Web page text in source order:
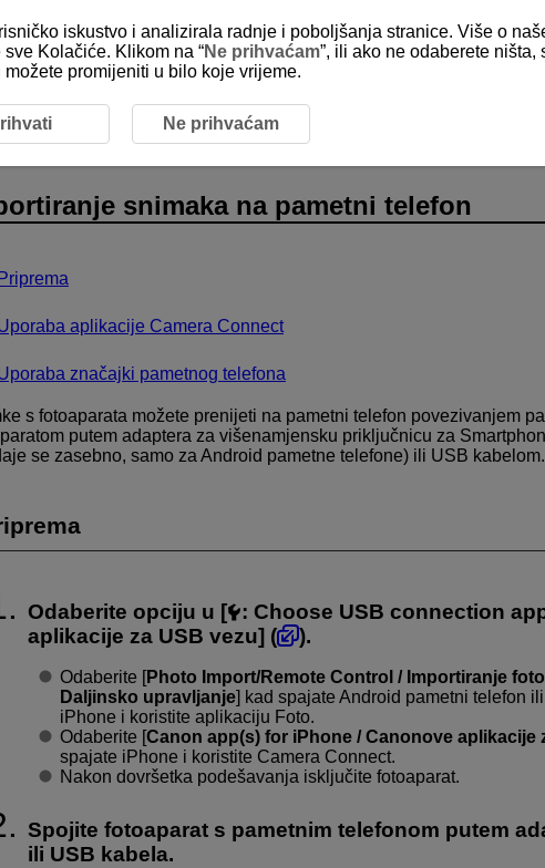
na pametni telefon
snimaka na pametni telefon
Priprema
aplikacije Camera Connect
značajki pametnog telefona
s fotoaparata možete prenijeti na pametni telefon povezivanjem
putem adaptera za višenamjensku priključnicu za
se zasebno, samo za Android pametne telefone) ili USB kabelom.
Odaberite opciju u [ : Choose USB connection
aplikacije za USB vezu] ( ).
Odaberite [Photo Import/Remote Control / Importiranje
Daljinsko upravljanje] kad spajate Android pametni telefon
iPhone i koristite aplikaciju Foto.
Odaberite [Canon app(s) for iPhone / Canonove aplikacije
spajate iPhone i koristite Camera Connect.
Nakon dovršetka podešavanja isključite fotoaparat.
Spojite fotoaparat s pametnim telefonom putem
ili USB kabela.
iskustvo i analizirala radnje i poboljšanja stranice. Više o
Kolačiće. Klikom na “Ne prihvaćam”, ili ako ne odaberete
promijeniti u bilo koje vrijeme.
Ne prihvaćam